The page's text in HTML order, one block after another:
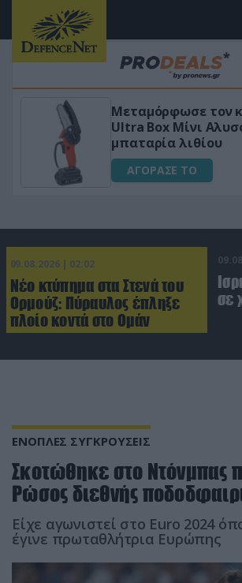
«Μαγική»
για αύξηση της
ΑΓΟΡΑΣΕ ΤΟ
09.08.2026 | 02:02
Νέο κτύπημα στα Στενά του
Ορμούζ: Πύραυλος έπληξε
πλοίο κοντά στο Ομάν
σε
ΕΝΟΠΛΕΣ ΣΥΓΚΡΟΥΣΕΙΣ
Σκοτώθηκε στο Ντόνμπας
Ρώσος διεθνής
Είχε αγωνιστεί στο Euro 2024
έγινε πρωταθλήτρια Ευρώπης